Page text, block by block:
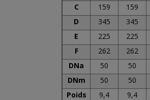
C 159 159
D
345 345
E
225 225
F
262 262
DNa
50 50
DNm
50 50
Poids
9,4
9,4